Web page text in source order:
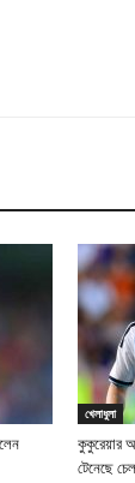
খেলাধুলা
কুকুরেয়ার
টেনেছে